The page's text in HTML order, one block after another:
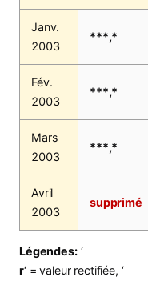
Janv.
2003
***,*
Fév.
2003
***,*
Mars
2003
***,*
Avril
2003
supprimé
Légendes:‘
r‘ = valeur rectifiée, ‘